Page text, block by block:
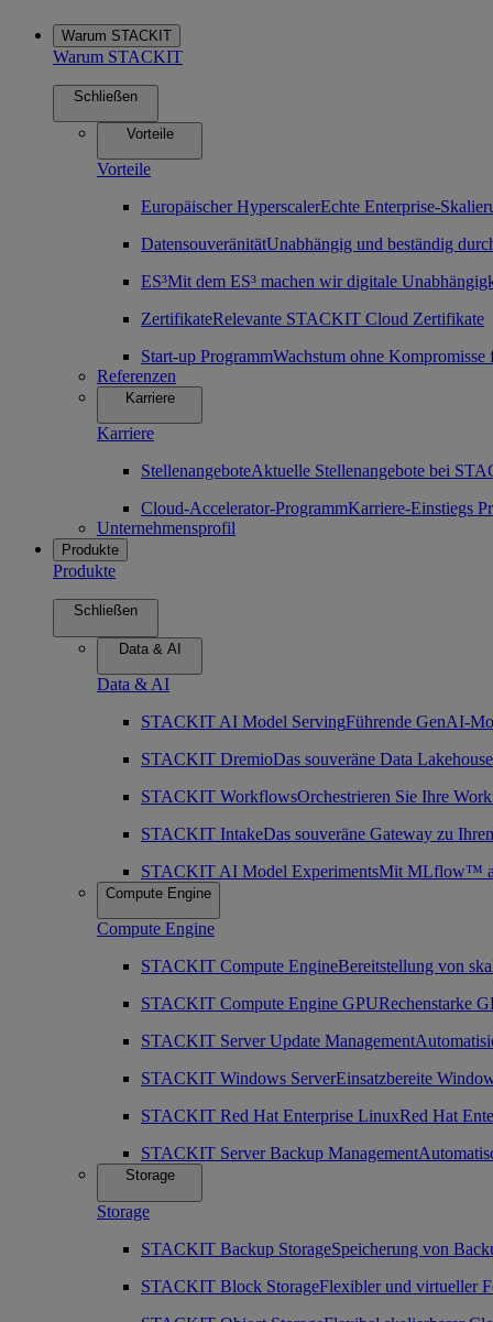
Warum STACKIT
Warum STACKIT
Schließen
Vorteile
Vorteile
Europäischer HyperscalerEchte Enterprise-
DatensouveränitätUnabhängig und beständig
ES³Mit dem ES³ machen wir digitale
ZertifikateRelevante STACKIT Cloud Zertifikate
Start-up ProgrammWachstum ohne
Referenzen
Karriere
Karriere
StellenangeboteAktuelle Stellenangebote bei
Cloud-Accelerator-ProgrammKarriere-Einstiegs
Unternehmensprofil
Produkte
Produkte
Schließen
Data & AI
Data & AI
STACKIT AI Model ServingFührende GenAI-
STACKIT DremioDas souveräne Data Lakehouse
STACKIT WorkflowsOrchestrieren Sie Ihre
STACKIT IntakeDas souveräne Gateway zu
STACKIT AI Model ExperimentsMit MLflow™
Compute Engine
Compute Engine
STACKIT Compute EngineBereitstellung von
STACKIT Compute Engine GPURechenstarke
STACKIT Server Update Management
STACKIT Windows ServerEinsatzbereite
STACKIT Red Hat Enterprise LinuxRed Hat
STACKIT Server Backup Management
Storage
Storage
STACKIT Backup StorageSpeicherung von
STACKIT Block StorageFlexibler und virtueller